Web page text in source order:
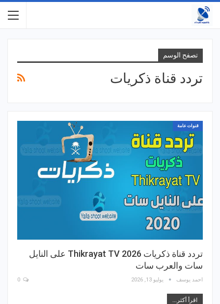
تصفح الوسم
تردد قناة ذكريات
قنوات عامة
تردد قناة ذكريات 2026 Thikrayat TV على النايل
سات والعرب سات
احمد يوسف يوليو 13, 2026
اقرأ أكثر...